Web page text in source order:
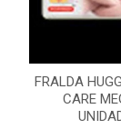
FRALDA
CARE